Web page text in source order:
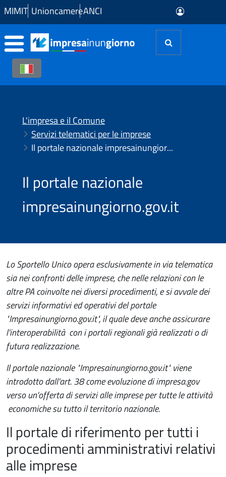
Skip to Main Content
MIMIT UnioncamereANCI
L'impresa e il Comune
Servizi telematici per le imprese
Il portale nazionale impresainungiorno.gov.it
Il portale nazionale
impresainungiorno.gov.it
Lo Sportello Unico opera esclusivamente in via telematica
sia nei confronti delle imprese, che nelle relazioni con le
altre PA coinvolte nei diversi procedimenti, e si avvale dei
servizi informativi ed operativi del portale
"Impresainungiorno.gov.it", il quale deve anche assicurare
l'interoperabilità con i portali regionali già realizzati o di
futura realizzazione.
Il portale nazionale "Impresainungiorno.gov.it" viene
introdotto dall'art. 38 come evoluzione di impresa.gov
verso un'offerta di servizi alle imprese per tutte le attività
economiche su tutto il territorio nazionale.
Il portale di riferimento per tutti i
procedimenti amministrativi relativi
alle imprese